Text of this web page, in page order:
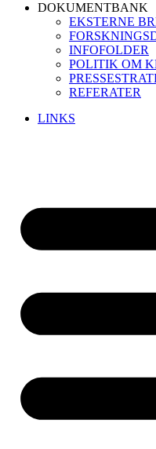
DOKUMENTBANK
EKSTERNE
INFOFOLDER
POLITIK OM
REFERATER
LINKS